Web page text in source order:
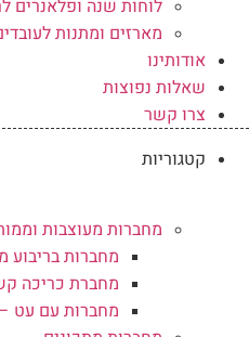
לוחות שנה ופלאנרים
מארזים ומתנות לעובדים
אודותינו
שאלות נפוצות
צרו קשר
קטגוריות
מחברות מעוצבות
מחברות בריבוע
מחברת כריכה
מחברות עם עט –